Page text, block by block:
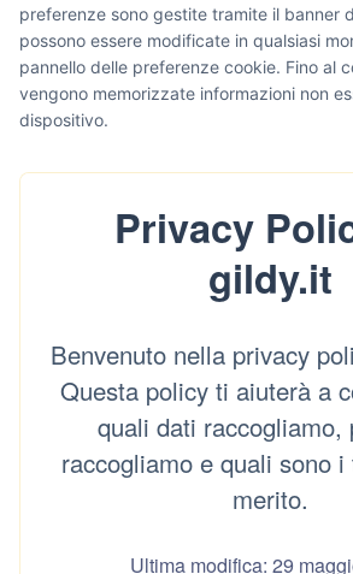
preferenze sono gestite tramite il banner
possono essere modificate in qualsiasi
pannello delle preferenze cookie. Fino al
vengono memorizzate informazioni non
dispositivo.